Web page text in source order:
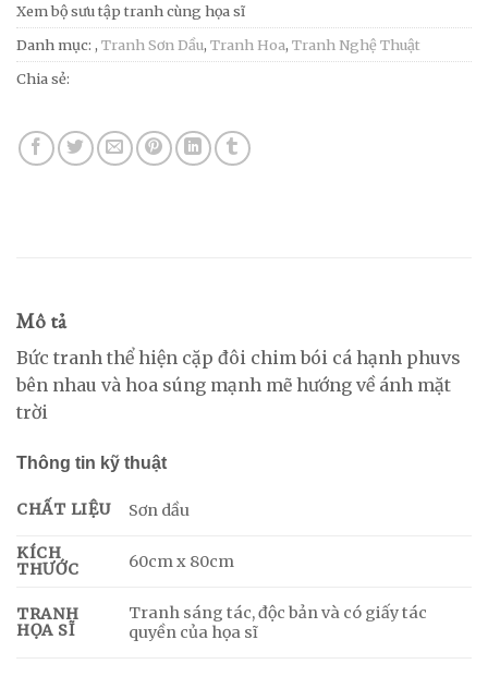
Xem bộ sưu tập tranh cùng họa sĩ
Danh mục: , Tranh Sơn Dầu, Tranh Hoa, Tranh Nghệ Thuật
Chia sẻ:
Mô tả
Bức tranh thể hiện cặp đôi chim bói cá hạnh phuvs
bên nhau và hoa súng mạnh mẽ hướng về ánh mặt
trời
Thông tin kỹ thuật
CHẤT LIỆU Sơn dầu
KÍCH
THƯỚC
60cm x 80cm
TRANH
HỌA SĨ
Tranh sáng tác, độc bản và có giấy tác
quyền của họa sĩ